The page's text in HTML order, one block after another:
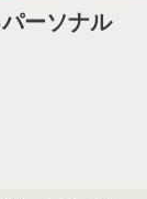
ーソナル